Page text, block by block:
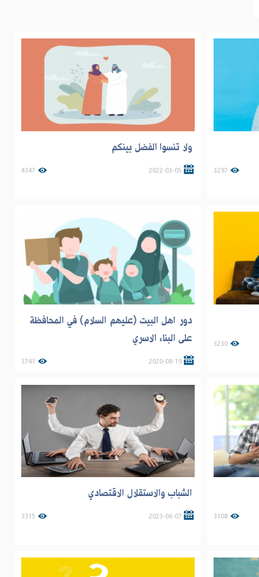
3297
ولا تنسوا الفضل بينكم
2022-03-05
4347
3230
دور اهل البيت (عليهم السلام) في المحافظة
على البناء الاسري
2020-08-19
3741
3108
الشباب والاستقلال الاقتصادي
2023-06-07
3315